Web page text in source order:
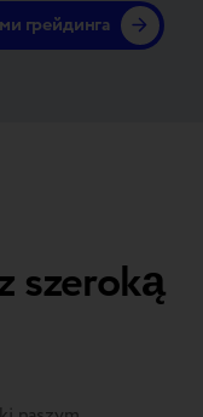
грейдинга
szeroką